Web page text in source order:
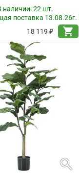
наличии:22 шт.
поставка 13.08.26г.
18 119 ₽
shopping_cart
search